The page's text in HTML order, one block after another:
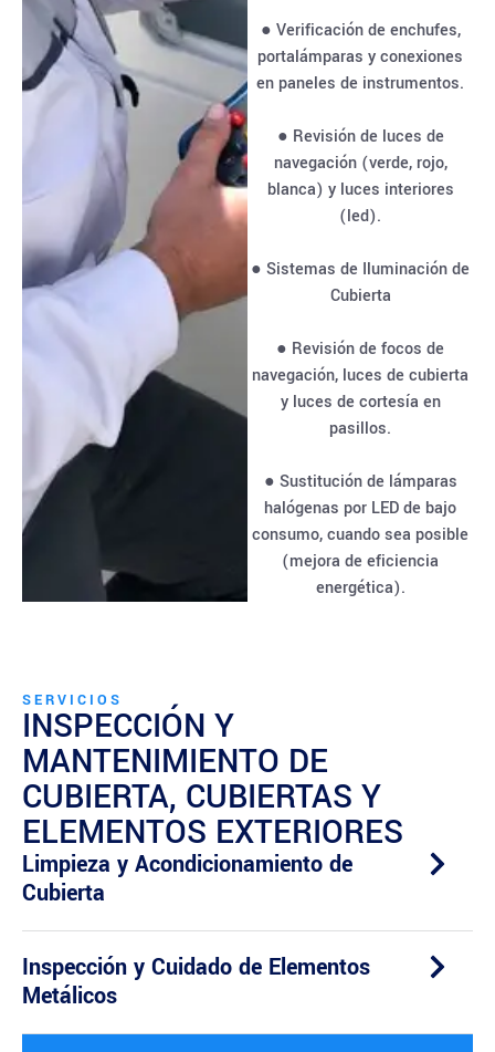
● Verificación de enchufes,
portalámparas y conexiones
en paneles de instrumentos.
● Revisión de luces de
navegación (verde, rojo,
blanca) y luces interiores
(led).
● Sistemas de Iluminación de
Cubierta
● Revisión de focos de
navegación, luces de cubierta
y luces de cortesía en
pasillos.
● Sustitución de lámparas
halógenas por LED de bajo
consumo, cuando sea posible
(mejora de eficiencia
energética).
SERVICIOS
INSPECCIÓN Y
MANTENIMIENTO DE
CUBIERTA, CUBIERTAS Y
ELEMENTOS EXTERIORES
Limpieza y Acondicionamiento de
Cubierta
Inspección y Cuidado de Elementos
Metálicos